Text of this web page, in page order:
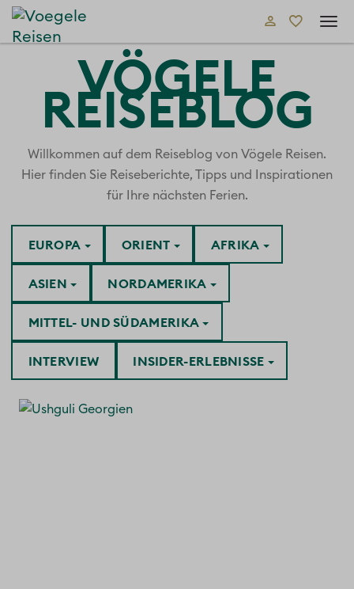
VÖGELE
REISEBLOG
Willkommen auf dem Reiseblog von Vögele Reisen.
Hier finden Sie Reiseberichte, Tipps und Inspirationen
für Ihre nächsten Ferien.
AFRIKA
ASIEN
EUROPA
INSIDER-ERLEBNISSE
INTERVIEW
MITTEL- UND SÜDAMERIKA
NORDAMERIKA
ORIENT